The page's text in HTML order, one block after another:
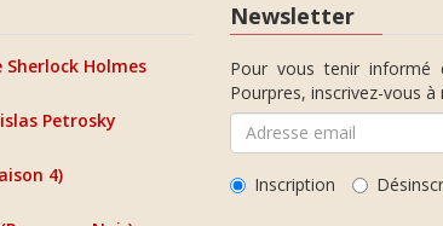
Holmes
Petrosky
4)
Newsletter
Pour vous tenir informé
Pourpres, inscrivez-vous
Inscription